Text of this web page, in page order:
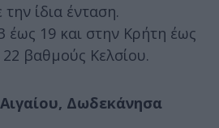
ίδια ένταση.
έως 19 και στην Κρήτη έως
βαθμούς Κελσίου.
Δωδεκάνησα